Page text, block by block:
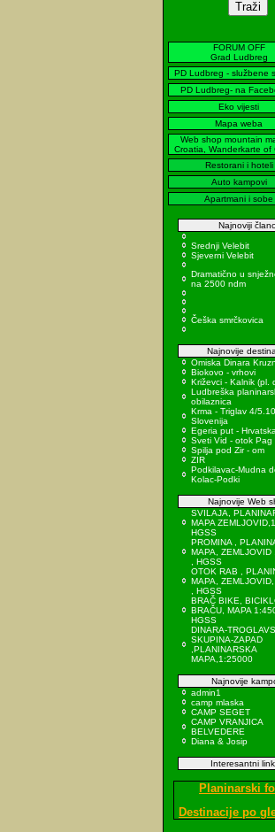
FORUM OFF
Grad Ludbreg
PD Ludbreg - službene
PD Ludbreg- na
Eko vijesti
Mapa weba
Web shop mountain
Croatia, Wanderkarte of
Restorani i hoteli
Auto kampovi
Apartmani i sobe
Najnoviji
Srednji Velebit
Sjeverni Velebit
Dramatično u
na 2500 ndm
Češka smrčkovica
Najnovije
Omiska Dinara
Biokovo - vrhovi
Križevci - Kalnik (pl.
Ludbreška
obilaznica
Krma - Triglav 4/
Slovenija
Egeria put -
Sveti Vid - otok Pag
Spilja pod Zir - om
ZIR
Podkilavac-Mudna
Kolac-Podki
Najnovije Web
SVILAJA,
MAPA
HGSS
PROMINA ,
MAPA,
, HGSS
OTOK RAB ,
MAPA,
, HGSS
BRAČ BIKE,
BRAČU, MAPA
HGSS
DINARA-
SKUPINA-ZAPAD
,PLANINARSKA
MAPA,1:25000
Najnovije
admin1
camp mlaska
CAMP SEGET
CAMP VRANJICA
BELVEDERE
Diana & Josip
Interesantni
Planinarski
Destinacije po